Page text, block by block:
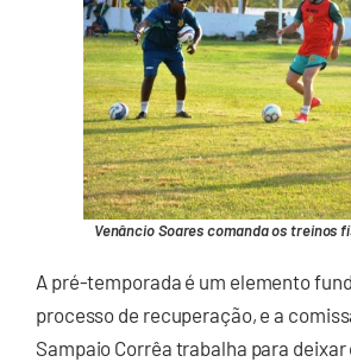
Venâncio Soares comanda os treinos
A pré-temporada é um elemento
processo de recuperação, e a
Sampaio Corrêa trabalha para deixar